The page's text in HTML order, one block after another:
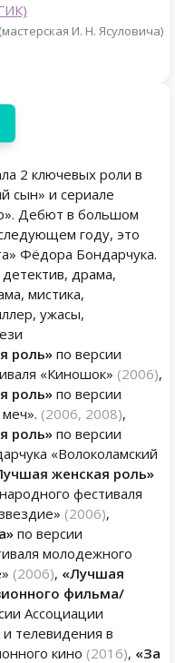
И. Н. Ясуловича)
2 ключевых роли в
сын» и сериале
Дебют в большом
году, это
Фёдора Бондарчука.
драма,
мистика,
ужасы,
роль» по версии
«Киношок» (2006),
роль» по версии
(2006, 2008),
роль» по версии
«Волоколамский
женская роль»
фестиваля
(2006),
по версии
молодежного
(2006), «Лучшая
фильма/
Ассоциации
телевидения в
кино (2016), «За